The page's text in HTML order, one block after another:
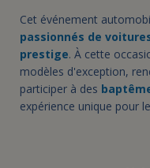
Cet événement
passionnés de
prestige. À cette
modèles d'exception,
participer à des
expérience unique pour